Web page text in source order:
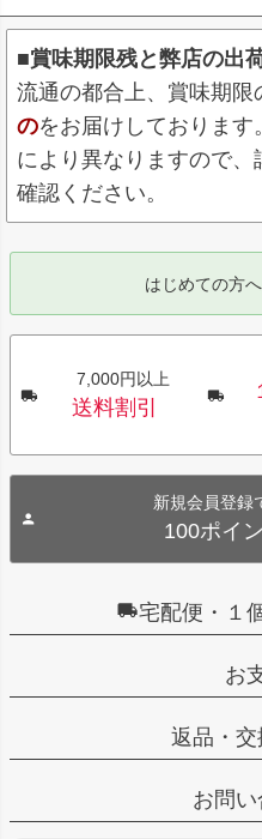
■賞味期限残と弊店の出
流通の都合上、賞味期限
のをお届けしておりま
により異なりますので
確認ください。
はじめての方
7,000円以上
送料割引
新規会員登録
100ポイ
宅配便・１
お
返品・
お問